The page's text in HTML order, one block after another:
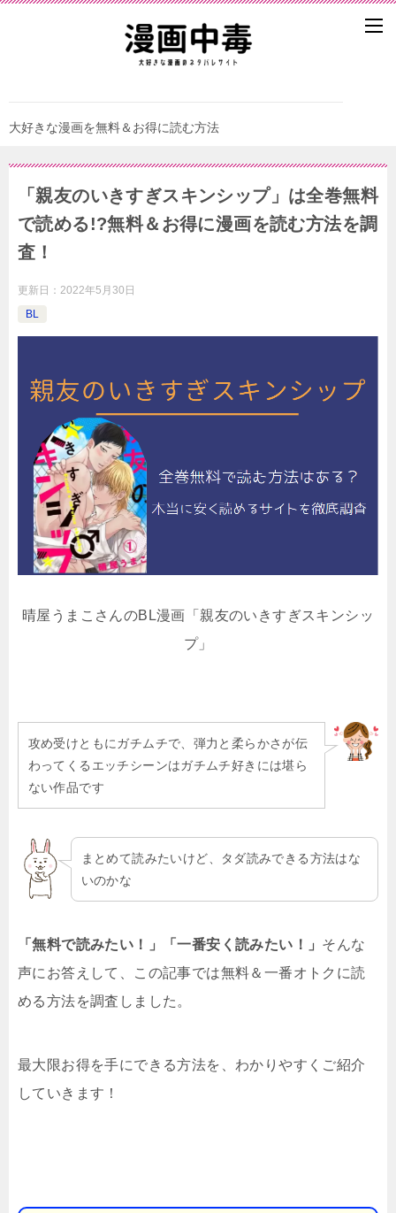
大好きな漫画を無料＆お得に読む方法
「親友のいきすぎスキンシップ」は全巻無料
で読める!?無料＆お得に漫画を読む⽅法を調
査！
更新日： 2022年5月30日
BL
晴屋うまこさんのBL漫画「親友のいきすぎスキンシッ
プ」
攻め受けともにガチムチで、弾力と柔らかさが伝
わってくるエッチシーンはガチムチ好きには堪ら
ない作品です
まとめて読みたいけど、タダ読みできる方法はな
いのかな
「無料で読みたい！」「一番安く読みたい！」 そんな
声にお答えして、この記事では無料＆一番オトクに読
める方法を調査しました。
最大限お得を手にできる方法を、わかりやすくご紹介
していきます！